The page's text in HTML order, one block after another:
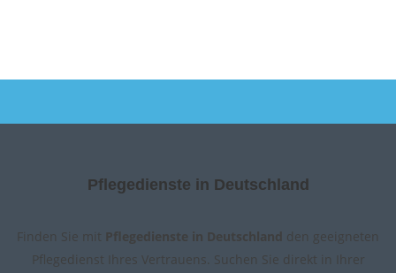
Pflegedienste in Deutschland
Finden Sie mit Pflegedienste in Deutschland den geeigneten
Pflegedienst Ihres Vertrauens. Suchen Sie direkt in Ihrer